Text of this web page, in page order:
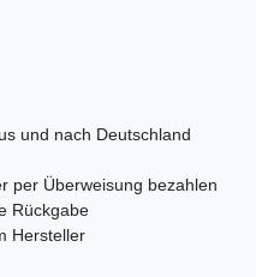
und nach Deutschland
per Überweisung bezahlen
Rückgabe
Hersteller